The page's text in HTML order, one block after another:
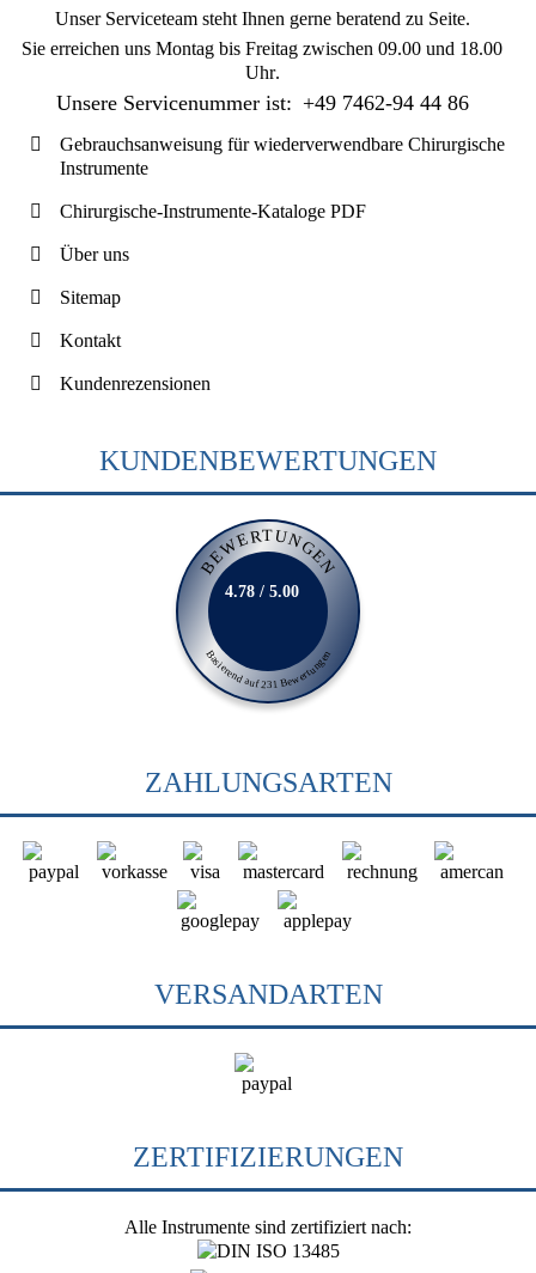
Unser Serviceteam steht Ihnen gerne beratend zu Seite.
Sie erreichen uns Montag bis Freitag zwischen 09.00 und 18.00
Uhr.
Unsere Servicenummer ist: +49 7462-94 44 86
Gebrauchsanweisung für wiederverwendbare Chirurgische
Instrumente
Chirurgische-Instrumente-Kataloge PDF
Über uns
Sitemap
Kontakt
Kundenrezensionen
KUNDENBEWERTUNGEN
BEWERTUNGEN
Basierend auf 231 Bewertungen
4.78 / 5.00
ZAHLUNGSARTEN
VERSANDARTEN
ZERTIFIZIERUNGEN
Alle Instrumente sind zertifiziert nach: